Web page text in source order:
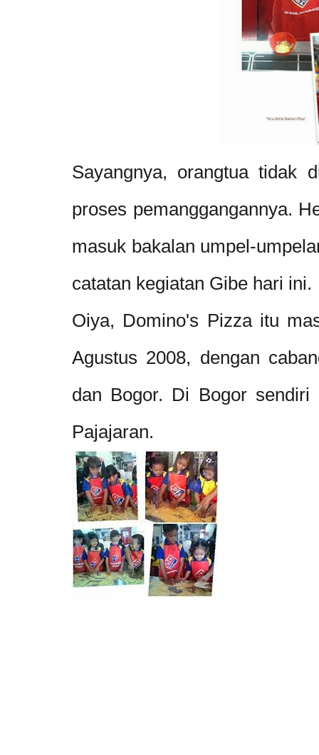
Sayangnya, orangtua tidak
proses pemanggangannya.
masuk bakalan umpel-
catatan kegiatan Gibe hari ini.
Oiya, Domino's Pizza itu
Agustus 2008, dengan
dan Bogor. Di Bogor
Pajajaran.